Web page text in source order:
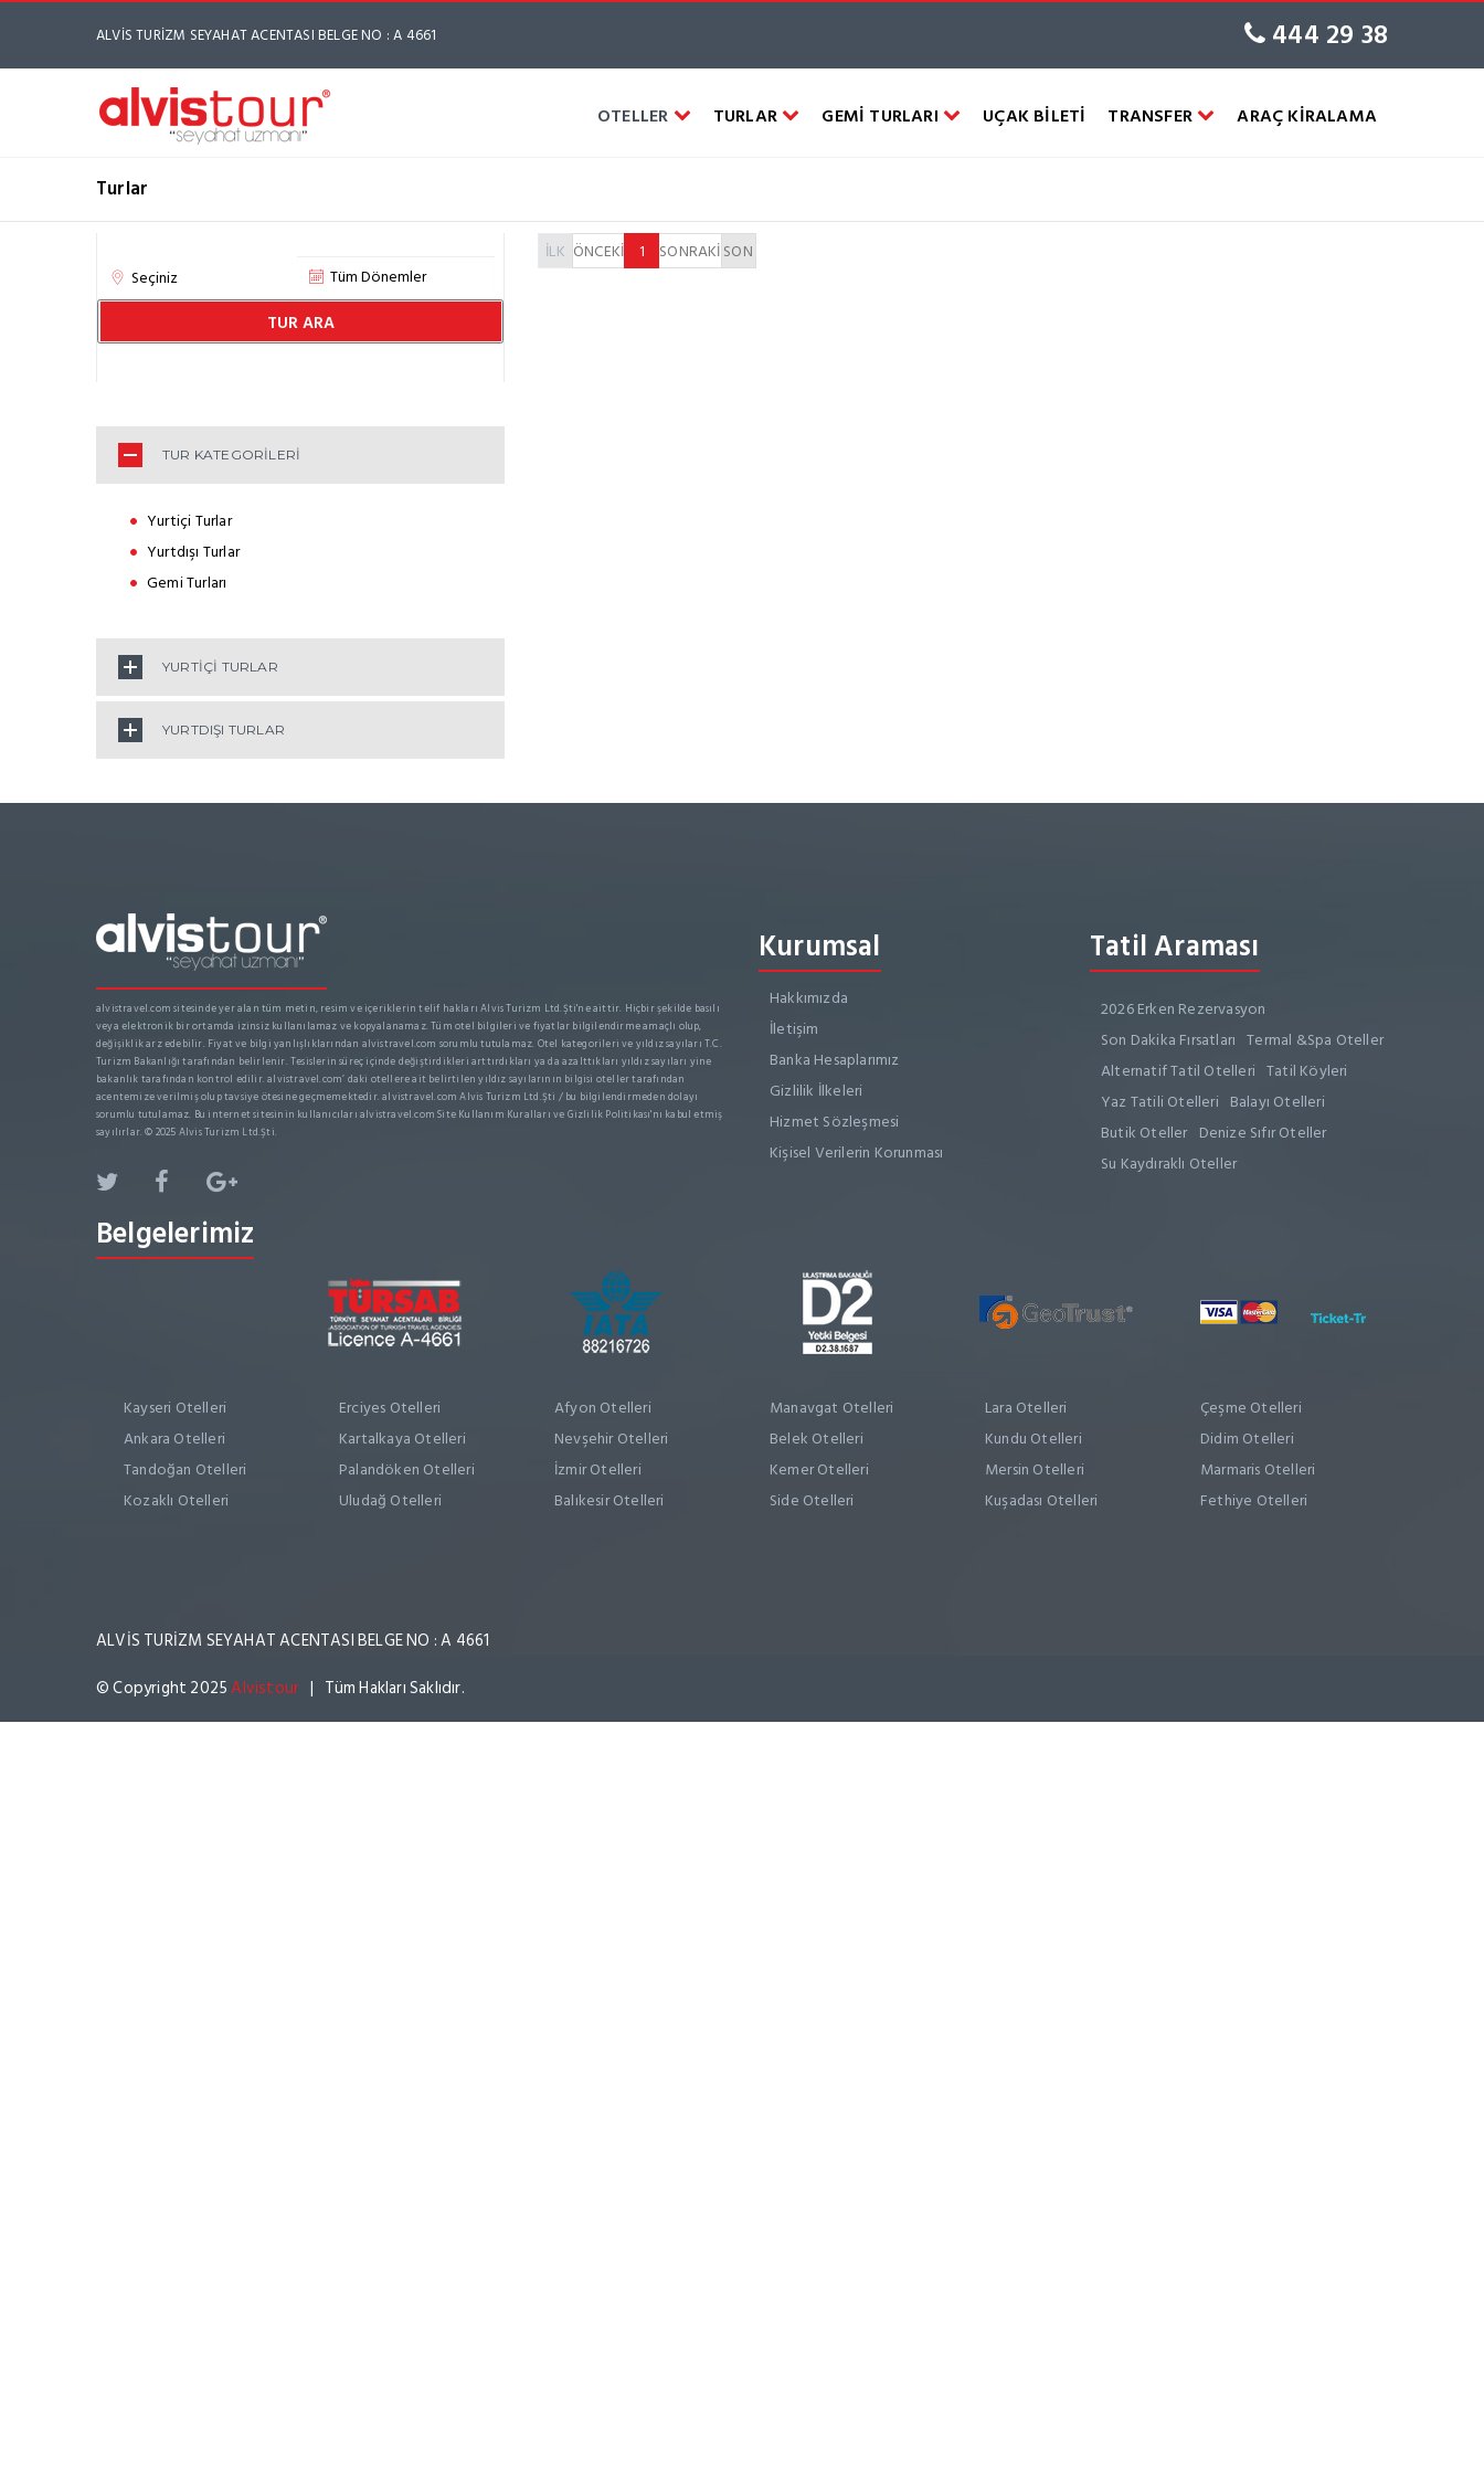
ALVİS TURİZM SEYAHAT ACENTASI BELGE NO : A 4661 444 29 38
OTELLER TURLAR GEMİ TURLARI UÇAK BİLETİ TRANSFER ARAÇ KİRALAMA
Turlar
TUR ARA
TUR KATEGORİLERİ
Yurtiçi Turlar
Yurtdışı Turlar
Gemi Turları
YURTİÇİ TURLAR
YURTDIŞI TURLAR
İLK ÖNCEKİ 1 SONRAKİSON
alvistravel.com sitesinde yer alan tüm metin, resim ve içeriklerin telif hakları Alvis Turizm Ltd.Şti'ne aittir. Hiçbir şekilde basılı
veya elektronik bir ortamda izinsiz kullanılamaz ve kopyalanamaz. Tüm otel bilgileri ve fiyatlar bilgilendirme amaçlı olup,
değişiklik arz edebilir. Fiyat ve bilgi yanlışlıklarından alvistravel.com sorumlu tutulamaz. Otel kategorileri ve yıldız sayıları T.C.
Turizm Bakanlığı tarafından belirlenir. Tesislerin süreç içinde değiştirdikleri arttırdıkları ya da azalttıkları yıldız sayıları yine
bakanlık tarafından kontrol edilir. alvistravel.com’ daki otellere ait belirtilen yıldız sayılarının bilgisi oteller tarafından
acentemize verilmiş olup tavsiye ötesine geçmemektedir. alvistravel.com Alvis Turizm Ltd.Şti / bu bilgilendirmeden dolayı
sorumlu tutulamaz. Bu internet sitesinin kullanıcıları alvistravel.com Site Kullanım Kuralları ve Gizlilik Politikası'nı kabul etmiş
sayılırlar. © 2025 Alvis Turizm Ltd.Şti.
Kurumsal
Hakkımızda
İletişim
Banka Hesaplarımız
Gizlilik İlkeleri
Hizmet Sözleşmesi
Kişisel Verilerin Korunması
Tatil Araması
2026 Erken Rezervasyon
Son Dakika Fırsatları Termal &Spa Oteller
Alternatif Tatil Otelleri Tatil Köyleri
Yaz Tatili Otelleri Balayı Otelleri
Butik Oteller Denize Sıfır Oteller
Su Kaydıraklı Oteller
Belgelerimiz
Kayseri Otelleri
Ankara Otelleri
Tandoğan Otelleri
Kozaklı Otelleri
Erciyes Otelleri
Kartalkaya Otelleri
Palandöken Otelleri
Uludağ Otelleri
Afyon Otelleri
Nevşehir Otelleri
İzmir Otelleri
Balıkesir Otelleri
Manavgat Otelleri
Belek Otelleri
Kemer Otelleri
Side Otelleri
Lara Otelleri
Kundu Otelleri
Mersin Otelleri
Kuşadası Otelleri
Çeşme Otelleri
Didim Otelleri
Marmaris Otelleri
Fethiye Otelleri
ALVİS TURİZM SEYAHAT ACENTASI BELGE NO : A 4661
© Copyright 2025Alvistour | Tüm Hakları Saklıdır.